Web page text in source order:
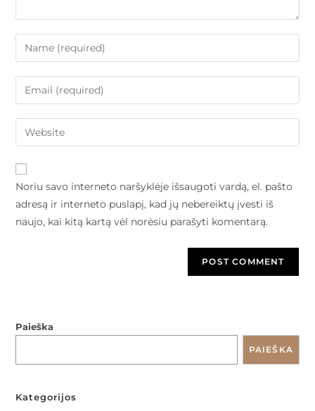
Noriu savo interneto naršyklėje išsaugoti vardą, el. pašto
adresą ir interneto puslapį, kad jų nebereiktų įvesti iš
naujo, kai kitą kartą vėl norėsiu parašyti komentarą.
Paieška
PAIEŠKA
Kategorijos